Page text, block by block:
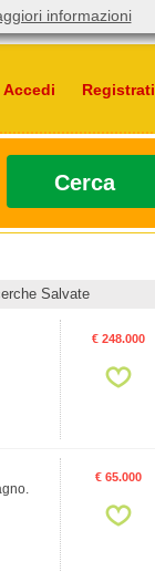
Accedi Registrati
Cerca
Salvate
€ 248.000
€ 65.000
informazioni